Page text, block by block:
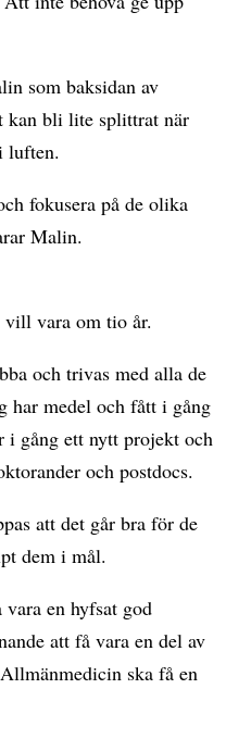
som baksidan av
kan bli lite splittrat när
luften.
fokusera på de olika
Malin.
vara om tio år.
och trivas med alla de
har medel och fått i gång
i gång ett nytt projekt och
och postdocs.
att det går bra för de
dem i mål.
vara en hyfsat god
att få vara en del av
ska få en